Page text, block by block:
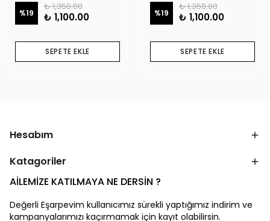
%19
₺ 1,350.00
₺ 1,100.00
SEPETE EKLE
%19
₺ 1,350.00
₺ 1,100.00
SEPETE EKLE
Hesabım
Katagoriler
AİLEMİZE KATILMAYA NE DERSİN ?
Değerli Eşarpevim kullanıcımız sürekli yaptığımız indirim ve
kampanyalarımızı kaçırmamak için kayıt olabilirsin.